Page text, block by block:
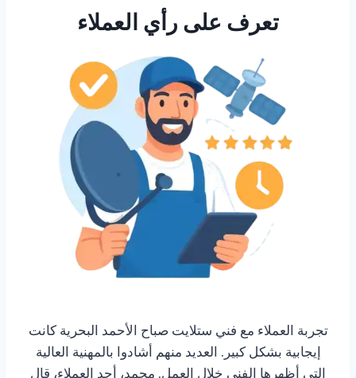
تعرف على رأي العملاء
تجربة العملاء مع فني ستلايت صباح الأحمد البحرية كانت
إيجابية بشكل كبير. العديد منهم أشادوا بالمهنية العالية
التي أظهرها الفني خلال العمل. محمد، أحد العملاء، قال